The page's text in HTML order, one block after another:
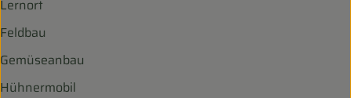
Lernort
Feldbau
Gemüseanbau
Hühnermobil